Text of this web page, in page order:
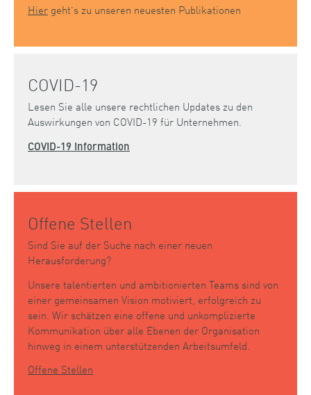
Hier geht’s zu unseren neuesten Publikationen
COVID-19
Lesen Sie alle unsere rechtlichen Updates zu den
Auswirkungen von COVID-19 für Unternehmen.
COVID-19 Information
Offene Stellen
Sind Sie auf der Suche nach einer neuen
Herausforderung?
Unsere talentierten und ambitionierten Teams sind von
einer gemeinsamen Vision motiviert, erfolgreich zu
sein. Wir schätzen eine offene und unkomplizierte
Kommunikation über alle Ebenen der Organisation
hinweg in einem unterstützenden Arbeitsumfeld.
Offene Stellen